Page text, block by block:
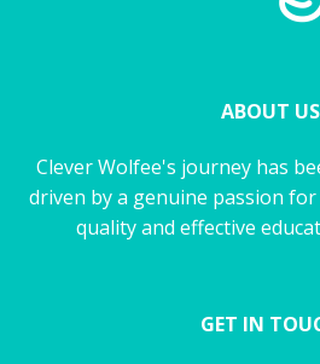
ABOUT US
Clever Wolfee's journey has
driven by a genuine passion
quality and effective
GET IN